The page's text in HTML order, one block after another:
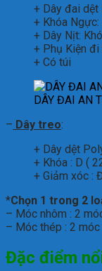
+ Dây đai
+ Khóa Ngực:
+ Dây Nịt:
+ Phụ Kiện đi
+ Có túi
DÂY ĐAI AN
– Dây treo:
+ Dây dệt
+ Khóa : D (
+ Giảm xóc :
*Chọn 1 trong 2
– Móc nhôm : 2
– Móc thép : 2
Đặc điểm